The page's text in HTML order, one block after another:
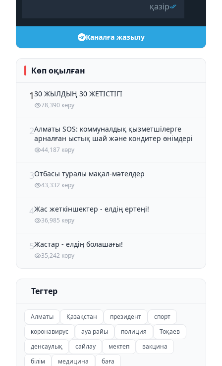
қазір
Каналға жазылу
Көп оқылған
130 ЖЫЛДЫҢ 30 ЖЕТІСТІГІ
78,390 көру
2Алматы SOS: коммуналдық қызметшілерге
арналған ыстық шай және кондитер өнімдері
44,187 көру
3Отбасы туралы мақал-мәтелдер
43,332 көру
4Жас жеткіншектер - елдің ертеңі!
36,985 көру
5Жастар - елдің болашағы!
35,242 көру
Тегтер
Алматы Қазақстан президент
спорт
коронавирус
ауа райы полиция
Тоқаев
денсаулық
сайлау мектеп
вакцина
білім
медицина баға